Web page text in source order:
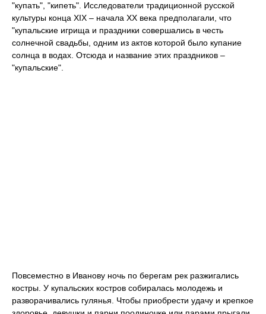
"купать", "кипеть". Исследователи традиционной русской
культуры конца ХIХ – начала ХХ века предполагали, что
"купальские игрища и праздники совершались в честь
солнечной свадьбы, одним из актов которой было купание
солнца в водах. Отсюда и название этих праздников –
"купальские".
Повсеместно в Иванову ночь по берегам рек разжигались
костры. У купальских костров собиралась молодежь и
разворачивались гулянья. Чтобы приобрести удачу и крепкое